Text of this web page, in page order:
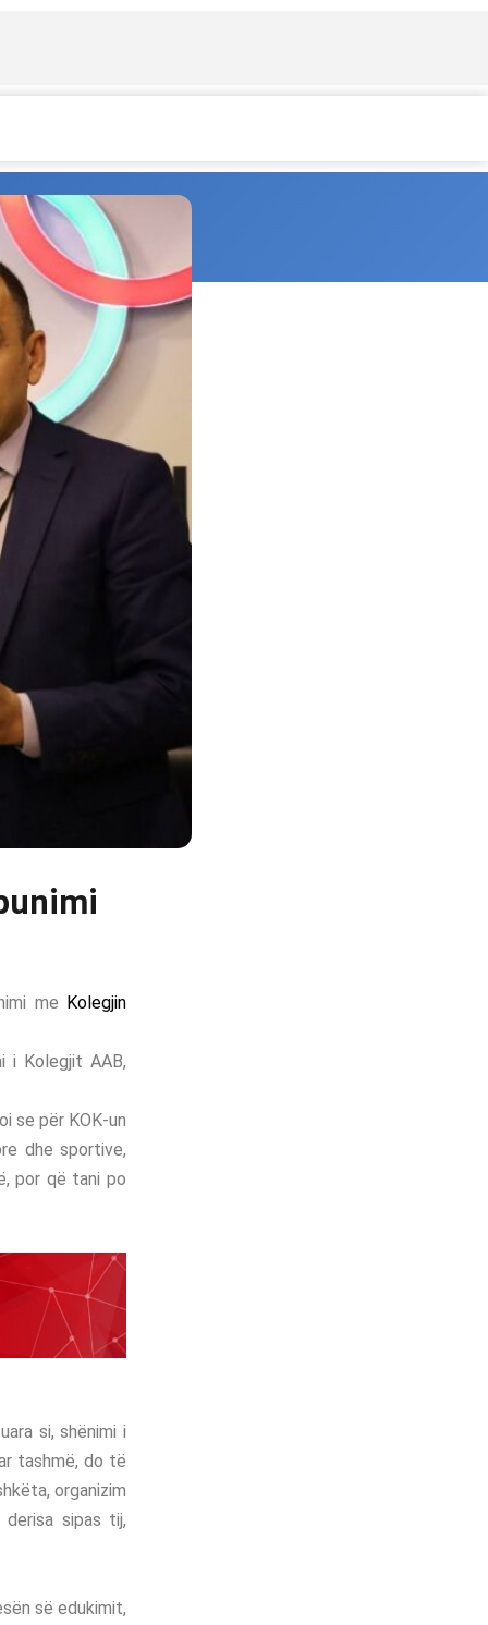
me Kolegjin
i Kolegjit AAB,
se për KOK-un
dhe sportive,
por që tani po
si, shënimi i
tashmë, do të
organizim
sipas tij,
së edukimit,